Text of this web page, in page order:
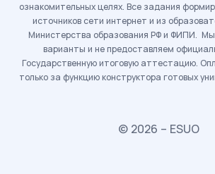
ознакомительных целях. Все задания
источников сети интернет и из
Министерства образования РФ и ФИПИ. Мы
варианты и не предоставляем
Государственную итоговую аттестацию.
только за функцию конструктора готовых
© 2026 – ESUO